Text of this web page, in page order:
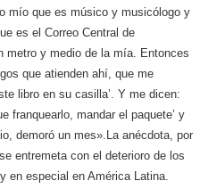
mío que es músico y musicólogo y
es el Correo Central de
metro y medio de la mía. Entonces
que atienden ahí, que me
libro en su casilla’. Y me dicen:
franquearlo, mandar el paquete’ y
demoró un mes». La anécdota, por
entremeta con el deterioro de los
en especial en América Latina.